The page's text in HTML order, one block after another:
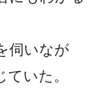
伺いなが
いた。